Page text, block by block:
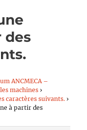
des
ANCMECA –
machines ›
caractères suivants. ›
à partir des